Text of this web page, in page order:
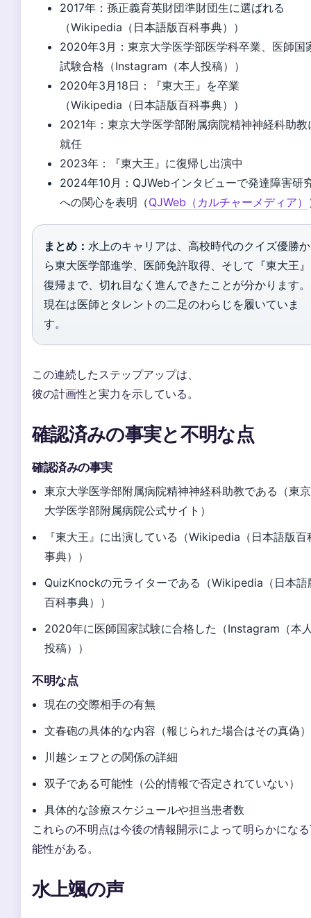
2017年 ：孫正義育英財団準財団生に選ばれる
（Wikipedia（日本語版百科事典））
2020年3月 ：東京大学医学部医学科卒業、医師国
試験合格（Instagram（本人投稿））
2020年3月18日 ：『東大王』を卒業
（Wikipedia（日本語版百科事典））
2021年 ：東京大学医学部附属病院精神神経科助教
就任
2023年 ：『東大王』に復帰し出演中
2024年10月 ：QJWebインタビューで発達障害研
への関心を表明（QJWeb（カルチャーメディア）
まとめ： 水上のキャリアは、高校時代のクイズ優勝か
ら東大医学部進学、医師免許取得、そして『東大王』
復帰まで、切れ目なく進んできたことが分かります。
現在は医師とタレントの二足のわらじを履いていま
す。
この連続したステップアップは、
彼の計画性と実力を示している。
確認済みの事実と不明な点
確認済みの事実
東京大学医学部附属病院精神神経科助教である（東京
大学医学部附属病院公式サイト）
『東大王』に出演している（Wikipedia（日本語版百
事典））
QuizKnockの元ライターである（Wikipedia（日本語
百科事典））
2020年に医師国家試験に合格した（Instagram（本
投稿））
不明な点
現在の交際相手の有無
文春砲の具体的な内容（報じられた場合はその真偽）
川越シェフとの関係の詳細
双子である可能性（公的情報で否定されていない）
具体的な診療スケジュールや担当患者数
これらの不明点は今後の情報開示によって明らかにな
能性がある。
水上颯の声